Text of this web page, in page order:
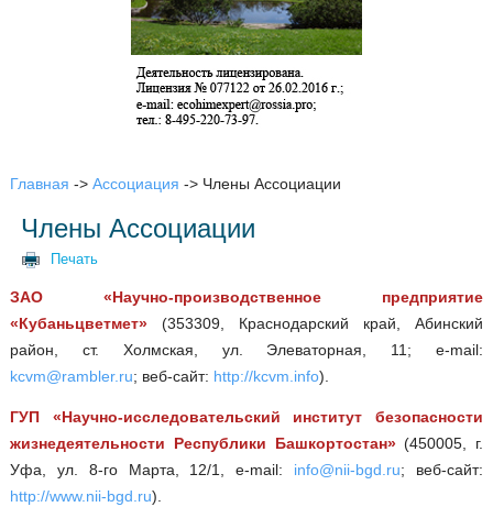
Главная ->Ассоциация -> Члены Ассоциации
Члены Ассоциации
Печать
ЗАО «Научно-производственное предприятие
«Кубаньцветмет» (353309, Краснодарский край, Абинский
район, ст. Холмская, ул. Элеваторная, 11; e-mail:
kcvm@rambler.ru; веб-сайт: http://kcvm.info).
ГУП «Научно-исследовательский институт безопасности
жизнедеятельности Республики Башкортостан»(450005, г.
Уфа, ул. 8-го Марта, 12/1, e-mail: info@nii-bgd.ru; веб-сайт:
http://www.nii-bgd.ru).